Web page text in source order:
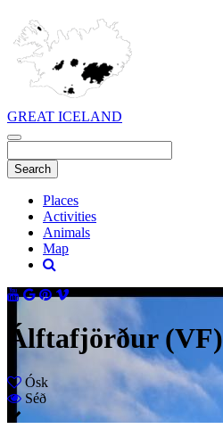
GREAT ICELAND
Places
Activities
Animals
Map
Álftafjörður (VF)
Ósk
Séð